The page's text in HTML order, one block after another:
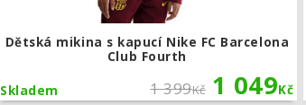
Dětská mikina s kapucí Nike FC Barcelona
Club Fourth
1 399Kč 1 049Kč
Skladem